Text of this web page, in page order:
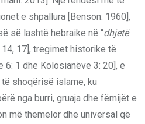
e shpallura [Benson: 1960],
së lashtë hebraike në “dhjetë
14, 17], tregimet historike të
6: 1 dhe Kolosianëve 3: 20], e
shoqërisë islame, ku
nga burri, gruaja dhe fëmijët e
më themelor dhe universal që